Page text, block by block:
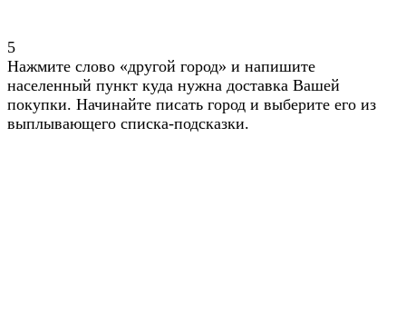
5
Нажмите слово «другой город» и напишите
населенный пункт куда нужна доставка Вашей
покупки. Начинайте писать город и выберите его из
выплывающего списка-подсказки.